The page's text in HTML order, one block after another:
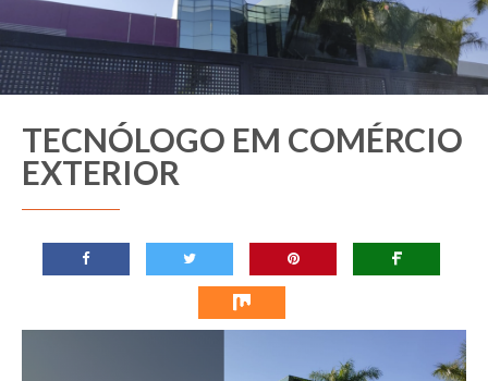
TECNÓLOGO EM COMÉRCIO
EXTERIOR